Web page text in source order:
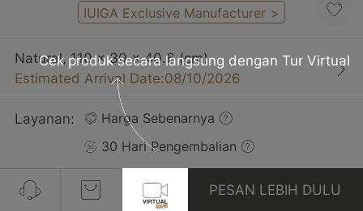
IUIGA Exclusive Manufacturer >
Natural, 110 x 30 x 40.6 (cm)
Estimated Arrival Date:08/10/2026
Layanan:
Harga Sebenarnya
30 Hari Pengembalian
PESAN LEBIH DULU
Cek produk secara langsung dengan Tur Virtual